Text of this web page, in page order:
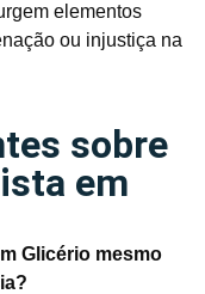
elementos
ou injustiça na
sobre
em
Glicério mesmo